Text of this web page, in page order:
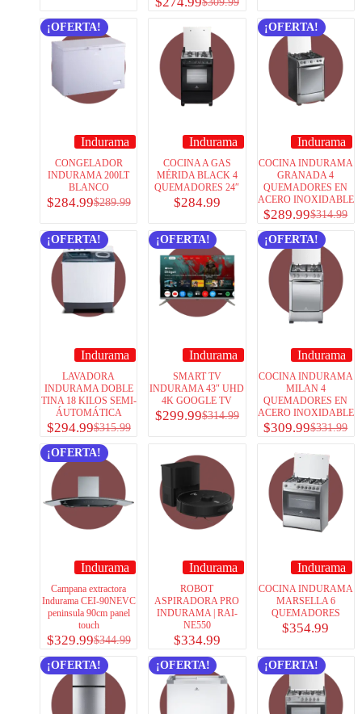
¡OFERTA!
Indurama
CONGELADOR
INDURAMA 200LT
BLANCO
$289.99
$284.99
Indurama
COCINA A GAS
MÉRIDA BLACK 4
QUEMADORES 24″
$284.99
¡OFERTA!
Indurama
COCINA INDURAMA
GRANADA 4
QUEMADORES EN
ACERO INOXIDABLE
$314.99
$289.99
¡OFERTA!
Indurama
LAVADORA
INDURAMA DOBLE
TINA 18 KILOS SEMI-
ÁUTOMÁTICA
$315.99
$294.99
¡OFERTA!
Indurama
SMART TV
INDURAMA 43″ UHD
4K GOOGLE TV
$314.99
$299.99
¡OFERTA!
Indurama
COCINA INDURAMA
MILAN 4
QUEMADORES EN
ACERO INOXIDABLE
$331.99
$309.99
¡OFERTA!
Indurama
Campana extractora
Indurama CEI-90NEVC
peninsula 90cm panel
touch
$344.99
$329.99
Indurama
ROBOT
ASPIRADORA PRO
INDURAMA | RAI-
NE550
$334.99
Indurama
COCINA INDURAMA
MARSELLA 6
QUEMADORES
$354.99
¡OFERTA! ¡OFERTA! ¡OFERTA!